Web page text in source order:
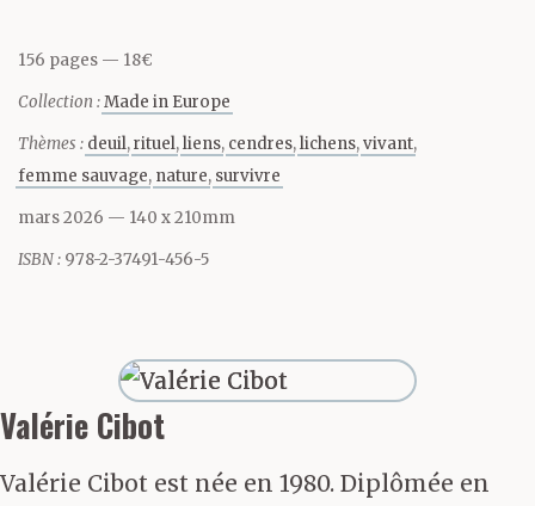
l’urgence qu’il y avait à
agir pour ne pas
sombrer dans la peine.
Ne pas se laisser
devenu creux.
Réchauffer la douleur,
156 pages 18€
Collection :Made in Europe
Thèmes : deuil rituel liens cendres lichens vivant
femme sauvage nature survivre
mars 2026 — 140 x 210mm
ISBN : 978-2-37491-456-5
Valérie Cibot
Valérie Cibot est née en 1980. Diplômée en